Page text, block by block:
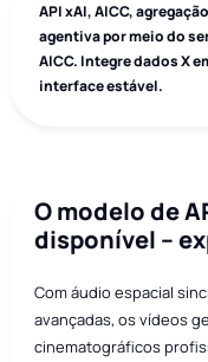
API xAI, AICC,
agentiva por meio do
AICC. Integre dados X
interface estável.
O modelo de
disponível –
Com áudio espacial
avançadas, os vídeos
cinematográficos